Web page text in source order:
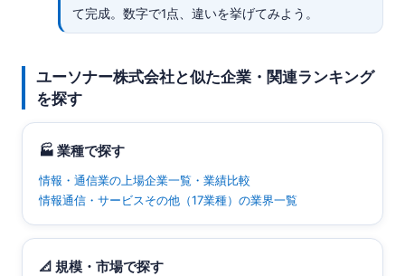
て完成。数字で1点、違いを挙げてみよう。
ユーソナー株式会社と似た企業・関連ランキング
を探す
🏭 業種で探す
情報・通信業の上場企業一覧・業績比較
情報通信・サービスその他（17業種）の業界一覧
📐 規模・市場で探す